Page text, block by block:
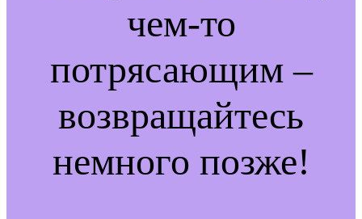
чем-то
потрясающим –
возвращайтесь
немного позже!